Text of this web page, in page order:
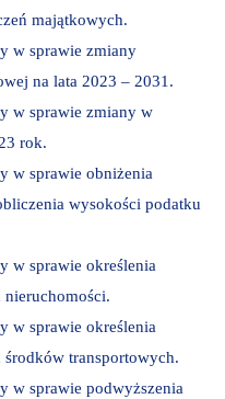
majątkowych.
w sprawie zmiany
na lata 2023 – 2031.
w sprawie zmiany w
rok.
w sprawie obniżenia
wysokości podatku
w sprawie określenia
w sprawie określenia
transportowych.
w sprawie podwyższenia